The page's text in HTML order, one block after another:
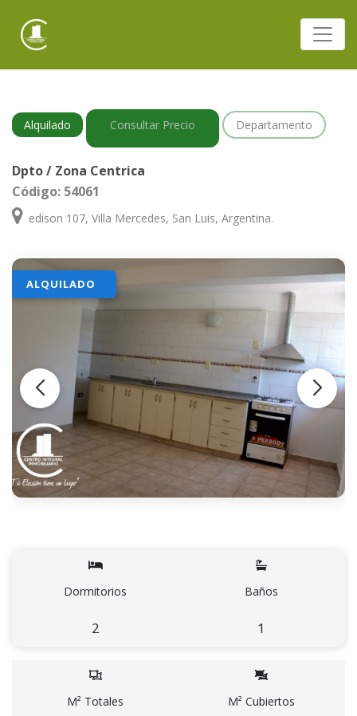
Alquilado Consultar Precio Departamento
Dpto / Zona Centrica
Código: 54061
edison 107, Villa Mercedes, San Luis, Argentina.
ALQUILADO
Dormitorios
2
Baños
1
M² Totales M² Cubiertos